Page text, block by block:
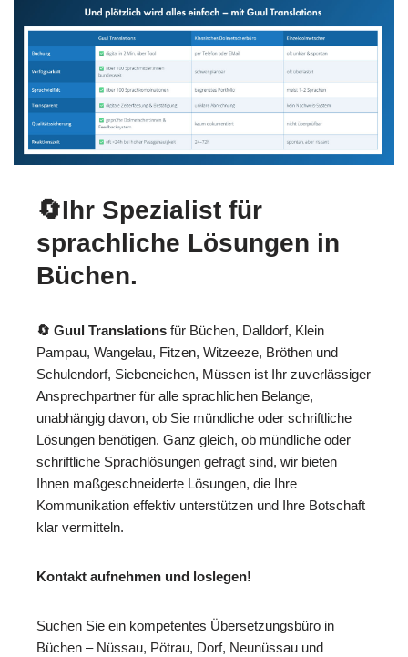
🔄Ihr Spezialist für
sprachliche Lösungen in
Büchen.
🔄 Guul Translations für Büchen, Dalldorf, Klein
Pampau, Wangelau, Fitzen, Witzeeze, Bröthen und
Schulendorf, Siebeneichen, Müssen ist Ihr zuverlässiger
Ansprechpartner für alle sprachlichen Belange,
unabhängig davon, ob Sie mündliche oder schriftliche
Lösungen benötigen. Ganz gleich, ob mündliche oder
schriftliche Sprachlösungen gefragt sind, wir bieten
Ihnen maßgeschneiderte Lösungen, die Ihre
Kommunikation effektiv unterstützen und Ihre Botschaft
klar vermitteln.
Kontakt aufnehmen und loslegen!
Suchen Sie ein kompetentes Übersetzungsbüro in
Büchen – Nüssau, Pötrau, Dorf, Neunüssau und